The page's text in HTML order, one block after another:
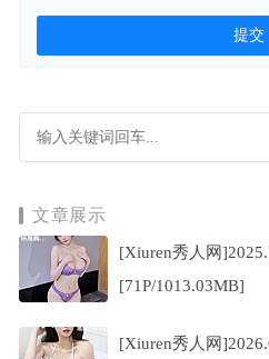
文章展示
[Xiuren秀人网
[71P/1013.03MB]
[Xiuren秀人网